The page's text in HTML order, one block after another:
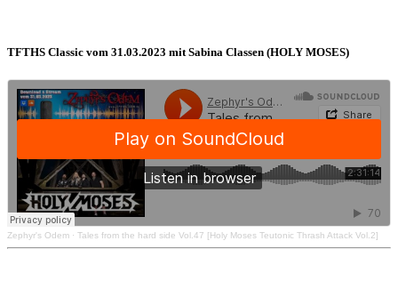
TFTHS Classic vom 31.03.2023 mit Sabina Classen (HOLY MOSES)
Zephyr's Odem · Tales from the hard side Vol.47 [Holy Moses Teutonic Thrash Attack Vol.2]